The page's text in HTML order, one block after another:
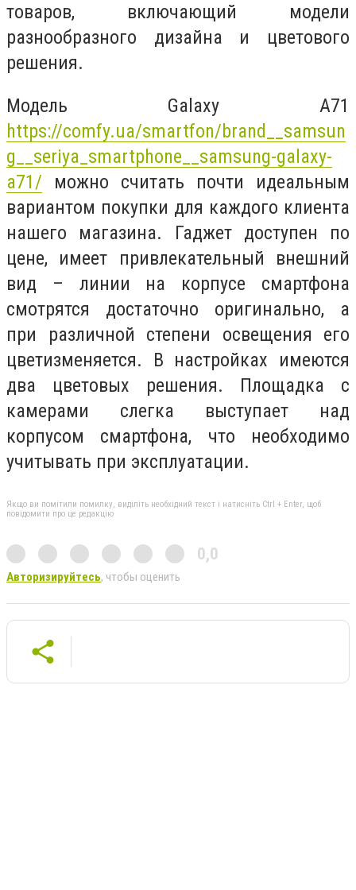
товаров, включающий модели
разнообразного дизайна и цветового
решения.
Модель Galaxy A71
https://comfy.ua/smartfon/brand__samsun
g__seriya_smartphone__samsung-galaxy-
a71/ можно считать почти идеальным
вариантом покупки для каждого клиента
нашего магазина. Гаджет доступен по
цене, имеет привлекательный внешний
вид – линии на корпусе смартфона
смотрятся достаточно оригинально, а
при различной степени освещения его
цветизменяется. В настройках имеются
два цветовых решения. Площадка с
камерами слегка выступает над
корпусом смартфона, что необходимо
учитывать при эксплуатации.
Якщо ви помітили помилку, виділіть необхідний текст і натисніть Ctrl + Enter, щоб
повідомити про це редакцію
0,0
Авторизируйтесь, чтобы оценить